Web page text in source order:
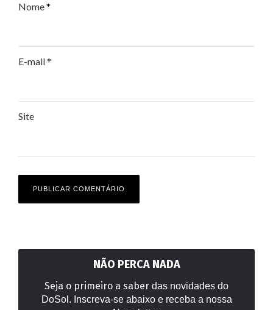
Nome*
E-mail*
Site
NÃO PERCA NADA
Seja o primeiro a saber das novidades do
DoSol. Inscreva-se abaixo e receba a nossa